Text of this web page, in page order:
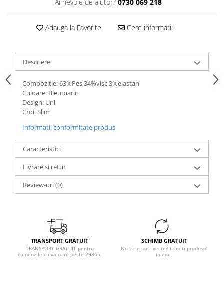
Ai nevoie de ajutor? 0730 069 218
Adauga la Favorite Cere informatii
Descriere
Compozitie: 63%Pes,34%visc,3%elastan
Culoare: Bleumarin
Design: Uni
Croi: Slim
Informatii conformitate produs
Caracteristici
Livrare si retur
Review-uri(0)
TRANSPORT GRATUIT
TRANSPORT GRATUIT pentru
comenzile cu valoare peste 298lei!
SCHIMB GRATUIT
Nu ti se potriveste? Trimiti produsul
inapoi.